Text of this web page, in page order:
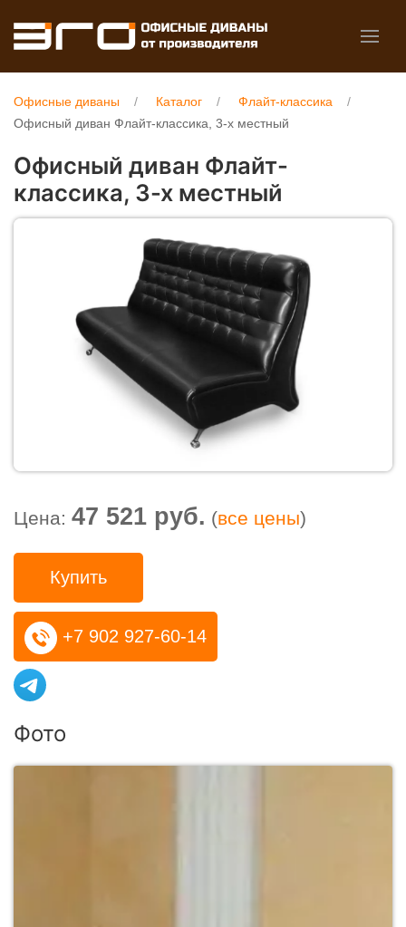
Офисные диваны Каталог
Флайт-классика
Офисный диван Флайт-классика, 3-х местный
Офисный диван Флайт-
классика, 3-х местный
Цена: 47 521 руб. (все цены)
Купить
+7 902 927-60-14
Фото